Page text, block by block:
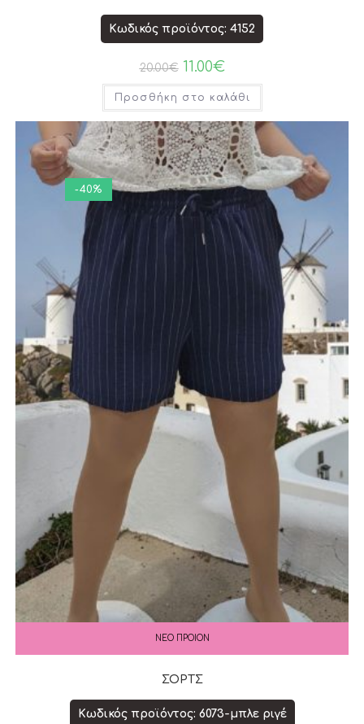
Κωδικός προϊόντος: 4152
20.00€ 11.00€
Προσθήκη στο καλάθι
-40%
ΝΕΟ ΠΡΟΙΟΝ
ΣΟΡΤΣ
Κωδικός προϊόντος: 6073-μπλε ριγέ